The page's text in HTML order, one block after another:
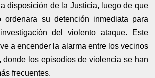
disposición de la Justicia, luego de que
ordenara su detención inmediata para
del violento ataque. Este
a encender la alarma entre los vecinos
donde los episodios de violencia se han
frecuentes.